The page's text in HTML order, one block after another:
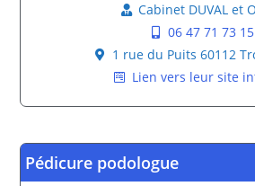
Cabinet DUVAL et
06 47 71 73 15
1 rue du Puits 60112
Lien vers leur site
Pédicure podologue